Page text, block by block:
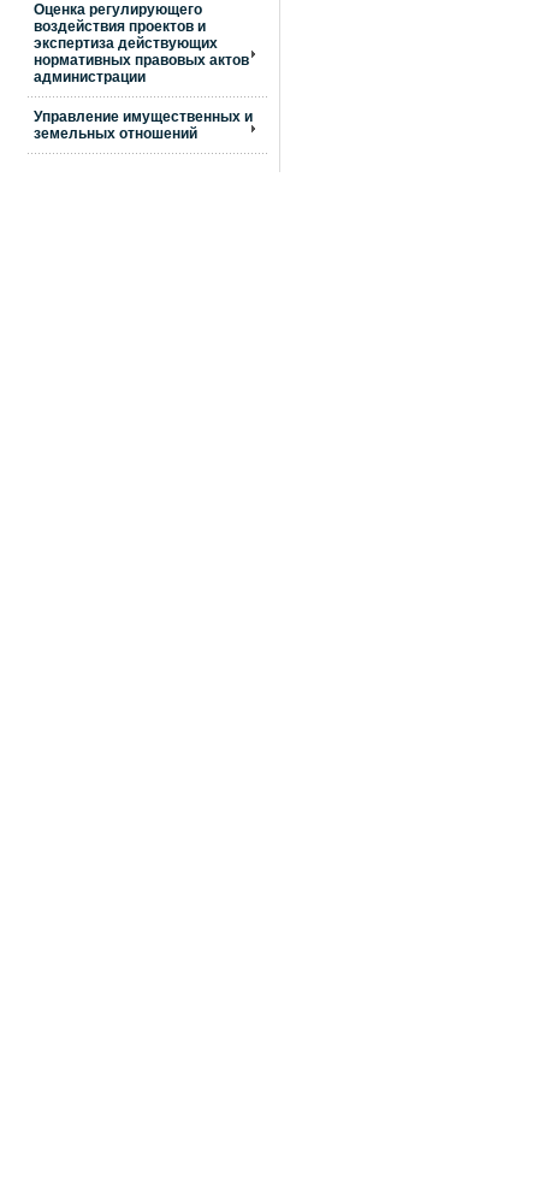
Оценка регулирующего
воздействия проектов и
экспертиза действующих
нормативных правовых актов
администрации
Управление имущественных и
земельных отношений